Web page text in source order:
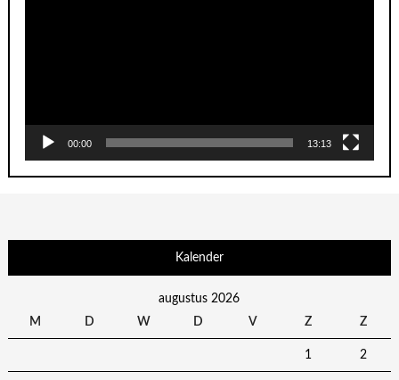
00:00 13:13
Kalender
augustus 2026
M
D W D V Z Z
1 2